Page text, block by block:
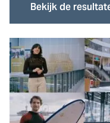
Bekijk de